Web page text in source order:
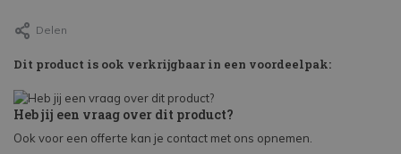
Delen
Dit product is ook verkrijgbaar in een voordeelpak:
Heb jij een vraag over dit product?
Ook voor een offerte kan je contact met ons opnemen.